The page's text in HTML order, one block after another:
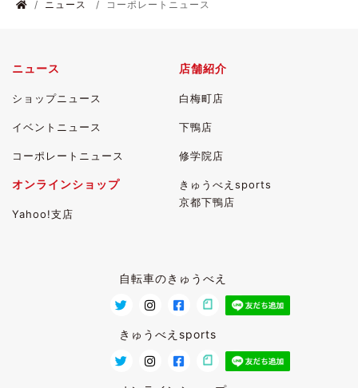
ニュース コーポレートニュース
ニュース
ショップニュース
イベントニュース
コーポレートニュース
店舗紹介
白梅町店
下鴨店
修学院店
きゅうべえsports
京都下鴨店
オンラインショップ
Yahoo!支店
自転車のきゅうべえ
きゅうべえsports